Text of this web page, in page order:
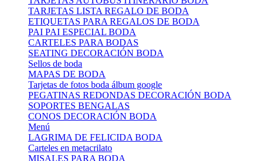
TARJETAS LISTA REGALO DE BODA
ETIQUETAS PARA REGALOS DE BODA
PAI PAI ESPECIAL BODA
CARTELES PARA BODAS
SEATING DECORACIÓN BODA
Sellos de boda
MAPAS DE BODA
Tarjetas de fotos boda álbum google
PEGATINAS REDONDAS DECORACIÓN BODA
SOPORTES BENGALAS
CONOS DECORACIÓN BODA
Menú
LAGRIMA DE FELICIDA BODA
Carteles en metacrilato
MISALES PARA BODA